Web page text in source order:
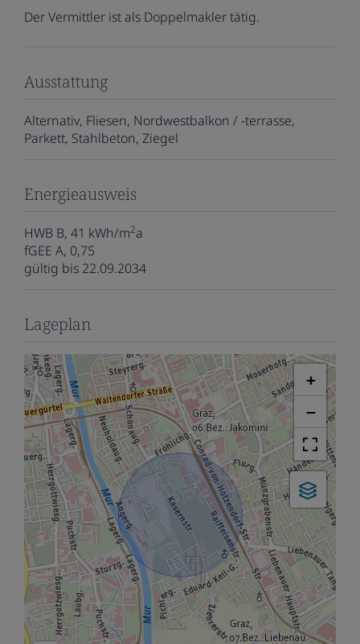
Der Vermittler ist als Doppelmakler tätig.
Ausstattung
Alternativ Fliesen Nordwestbalkon / -terrasse
Parkett Stahlbeton Ziegel
Energieausweis
HWB B, 41 kWh/m2a
fGEE A, 0,75
gültig bis 22.09.2034
Lageplan
+
−